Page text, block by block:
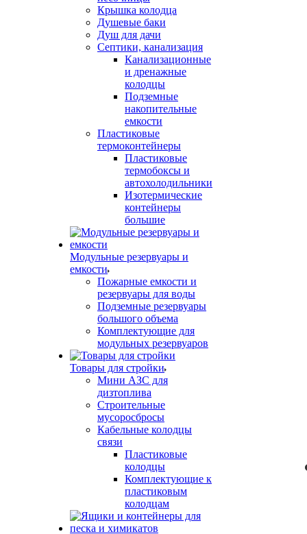
Крышка колодца
Душевые баки
Душ для дачи
Септики, канализация
Канализационные
и дренажные
колодцы
Подземные
накопительные
емкости
Пластиковые
термоконтейнеры
Пластиковые
термобоксы и
автохолодильники
Изотермические
контейнеры
большие
Модульные резервуары и
емкости
Пожарные емкости и
резервуары для воды
Подземные резервуары
большого объема
Комплектующие для
модульных резервуаров
Товары для стройки
Мини АЗС для
дизтоплива
Строительные
мусоросбросы
Кабельные колодцы
связи
Пластиковые
колодцы
Комплектующие к
пластиковым
колодцам